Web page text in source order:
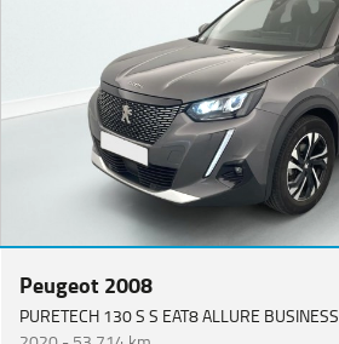
Peugeot 2008
PURETECH 130 S S EAT8 ALLURE BUSINESS